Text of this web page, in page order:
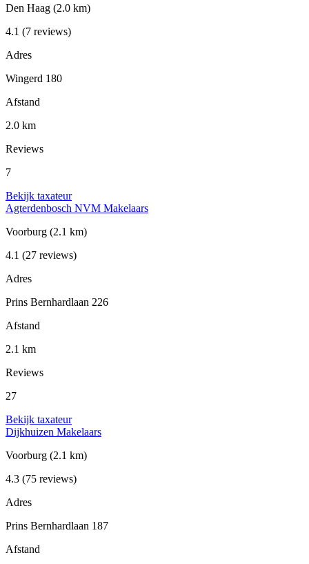
Den Haag (2.0 km)
4.1 (7 reviews)
Adres
Wingerd 180
Afstand
2.0 km
Reviews
7
Bekijk taxateur
Agterdenbosch NVM Makelaars
Voorburg (2.1 km)
4.1 (27 reviews)
Adres
Prins Bernhardlaan 226
Afstand
2.1 km
Reviews
27
Bekijk taxateur
Dijkhuizen Makelaars
Voorburg (2.1 km)
4.3 (75 reviews)
Adres
Prins Bernhardlaan 187
Afstand